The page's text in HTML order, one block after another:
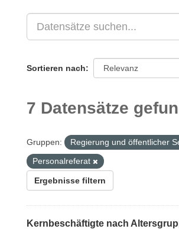
Sortieren nach
7 Datensätze
Gruppen: Regierung und öffentlicher
Personalreferat
Ergebnisse filtern
Kernbeschäftigte nach